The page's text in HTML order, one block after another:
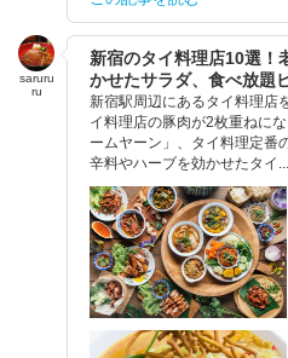
saruru
ru
新宿のタイ料理店10選！
かせたサラダ、食べ放題
新宿駅周辺にあるタイ料理店
イ料理店の豚肉が2枚重ねに
ームヤーン」、タイ料理定番
辛料やハーブを効かせたタイ...